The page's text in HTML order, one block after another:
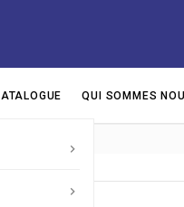


QUI SOMMES